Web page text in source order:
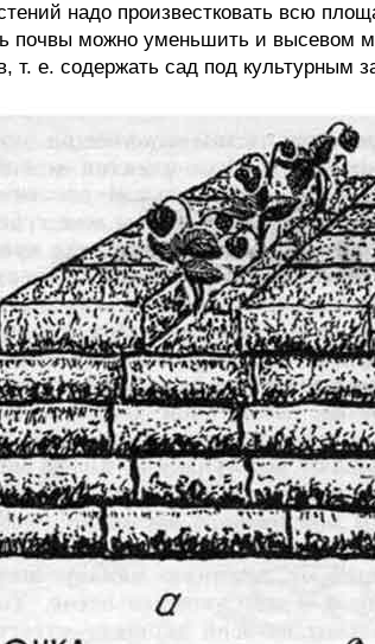
надо произвестковать всю
почвы можно уменьшить и высевом
т. е. содержать сад под культурным